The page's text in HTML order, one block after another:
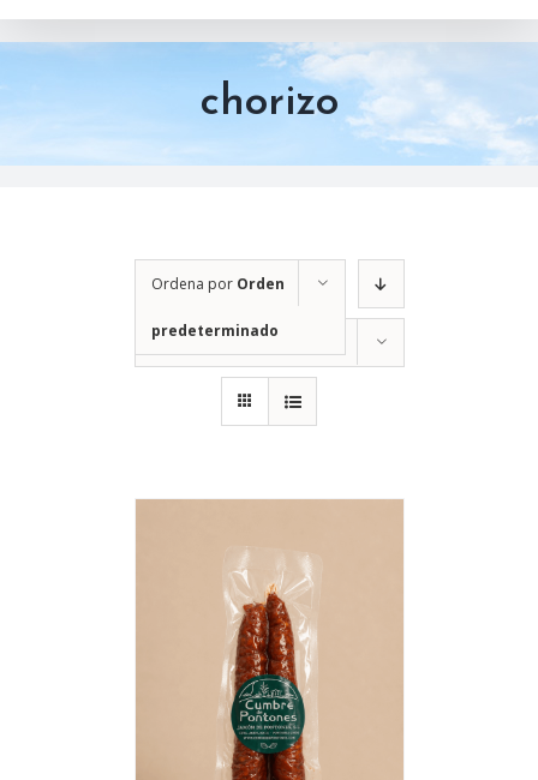
chorizo
Ordena por Orden
predeterminado
Mostrar12 productos